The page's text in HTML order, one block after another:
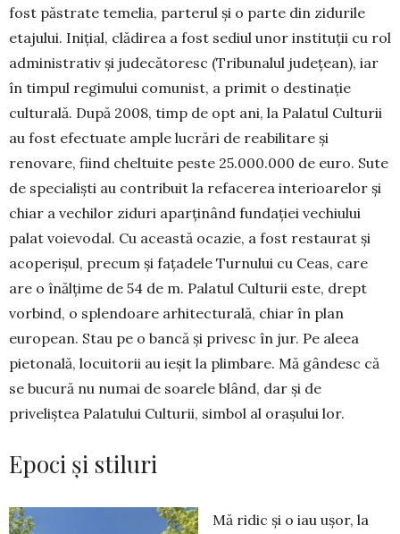
fost păstrate temelia, parterul și o parte din zidurile
etajului. Inițial, clădirea a fost sediul unor instituții cu rol
administrativ și judecătoresc (Tribunalul județean), iar
în timpul regimului comunist, a primit o destinație
culturală. După 2008, timp de opt ani, la Palatul Culturii
au fost efectuate ample lucrări de reabilitare și
renovare, fiind cheltuite peste 25.000.000 de euro. Sute
de specialiști au contribuit la refacerea interioarelor și
chiar a vechilor ziduri aparținând fundației vechiului
palat voievodal. Cu această ocazie, a fost restaurat și
acoperișul, precum și fațadele Turnului cu Ceas, care
are o înălțime de 54 de m. Palatul Culturii este, drept
vorbind, o splendoare arhitecturală, chiar în plan
european. Stau pe o bancă și privesc în jur. Pe aleea
pietonală, locuitorii au ieșit la plimbare. Mă gândesc că
se bucură nu numai de soarele blând, dar și de
priveliștea Palatului Culturii, simbol al orașului lor.
Epoci și stiluri
Mă ridic și o iau ușor, la